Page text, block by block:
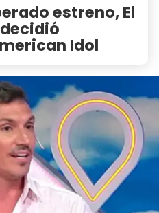
estreno, El
Idol